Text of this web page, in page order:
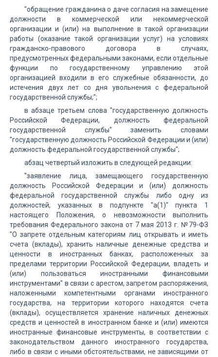
"обращение гражданина о даче согласия на замещение
должности в коммерческой или некоммерческой
организации и (или) на выполнение в такой организации
работы (оказание такой организации услуг) на условиях
гражданско-правового договора в случаях,
предусмотренных федеральными законами, если отдельные
функции по государственному управлению этой
организацией входили в его служебные обязанности, до
истечения двух лет со дня увольнения с федеральной
государственной службы;";
в абзаце третьем слова "государственную должность
Российской Федерации, должность федеральной
государственной службы" заменить словами
"государственную должность Российской Федерации и (или)
должность федеральной государственной службы";
абзац четвертый изложить в следующей редакции:
"заявление лица, замещающего государственную
должность Российской Федерации и (или) должность
федеральной государственной службы либо одну из
должностей, указанных в подпункте "а(1)" пункта 1
настоящего Положения, о невозможности выполнить
требования Федерального закона от 7 мая 2013 г. №79-ФЗ
"О запрете отдельным категориям лиц открывать и иметь
счета (вклады), хранить наличные денежные средства и
ценности в иностранных банках, расположенных за
пределами территории Российской Федерации, владеть и
(или) пользоваться иностранными финансовыми
инструментами" в связи с арестом, запретом распоряжения,
наложенными компетентными органами иностранного
государства, на территории которого находятся счета
(вклады), осуществляется хранение наличных денежных
средств и ценностей в иностранном банке и (или) имеются
иностранные финансовые инструменты, в соответствии с
законодательством данного иностранного государства,
либо в связи с иными обстоятельствами, не зависящими от